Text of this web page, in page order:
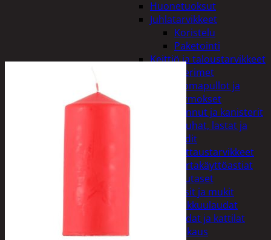
Huonetuoksut
Juhlatarvikkeet
Koristelu
Paketointi
Keittiö ja taloustarvikkeet
Aterimet
Juomapullot ja
termokset
Kannut ja kanisterit
Kauhat, lastat ja
sudit
Kattaustarvikkeet
Kertakäyttöastiat
Lautaset
Lasit ja mukit
Leikkuulaudat
Padat ja kattilat
Tiskaus